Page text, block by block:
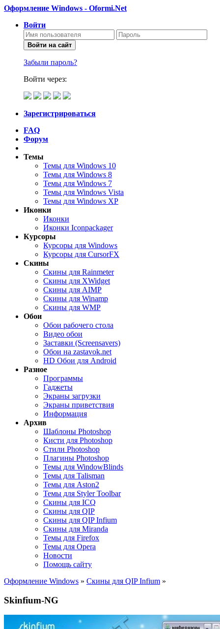
Оформление Windows - Oformi.Net
Войти
Войти на сайт
Забыли пароль?
Войти через:
Зарегистрироваться
FAQ
Форум
Темы
Темы для Windows 10
Темы для Windows 8
Темы для Windows 7
Темы для Windows Vista
Темы для Windows XP
Иконки
Иконки
Иконки Iconpackager
Курсоры
Курсоры для Windows
Курсоры для CursorFX
Скины
Скины для Rainmeter
Скины для XWidget
Скины для AIMP
Скины для Winamp
Скины для WMP
Обои
Обои рабочего стола
Видео обои
Заставки (Screensavers)
Обои на zastavok.net
HD Обои для Android
Разное
Программы
Гаджеты
Экраны загрузки
Экраны приветствия
Информация
Архив
Шаблоны Photoshop
Кисти для Photoshop
Стили Photoshop
Плагины Photoshop
Темы для WindowBlinds
Темы для Talisman
Темы для Aston2
Темы для Styler Toolbar
Скины для ICQ
Скины для QIP
Скины для QIP Infium
Скины для Miranda
Темы для Firefox
Темы для Opera
Новости
Помощь сайту
Оформление Windows » Скины для QIP Infium »
Skinfium-NG